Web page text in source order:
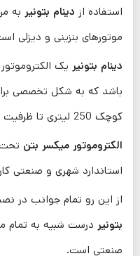
استفاده از دینام بتونیر به
موتورهای بنزینی و دیزلی
دینام بتونیر یک
باشد که به شکل تخصصی
کوچک 250 لیتری تا ظرفیت ۴۰۰لیتری طراحی شده است.
الکتروموتور میکسر بتن تحت
استاندارد شهری و صنعتی
از این رو تمام جوانب در
بتونیر درست شبیه به تمام
صنعتی است.